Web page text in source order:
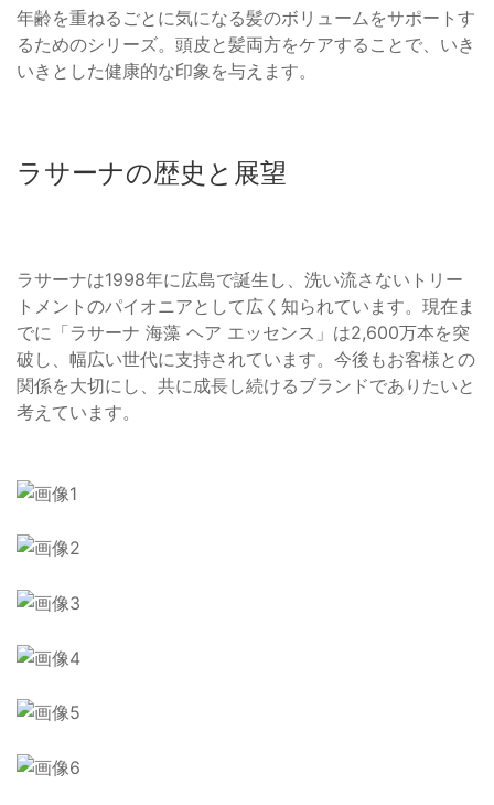
年齢を重ねるごとに気になる髪のボリュームをサポートす
るためのシリーズ。頭皮と髪両方をケアすることで、いき
いきとした健康的な印象を与えます。
ラサーナの歴史と展望
ラサーナは1998年に広島で誕生し、洗い流さないトリー
トメントのパイオニアとして広く知られています。現在ま
でに「ラサーナ 海藻 ヘア エッセンス」は2,600万本を突
破し、幅広い世代に支持されています。今後もお客様との
関係を大切にし、共に成長し続けるブランドでありたいと
考えています。